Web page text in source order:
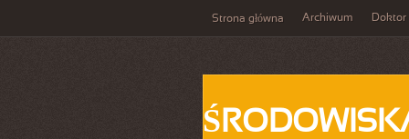
Strona główna Archiwum Doktor